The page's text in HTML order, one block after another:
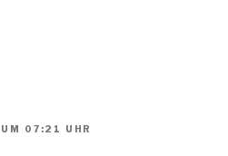
07:21 UHR